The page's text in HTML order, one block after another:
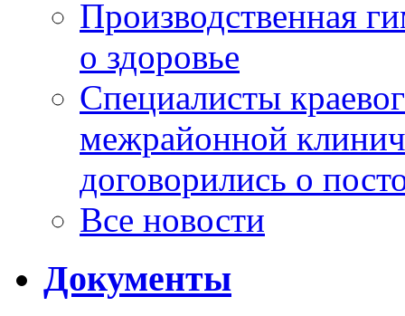
Производственная
о здоровье
Специалисты
межрайонной
договорились о
Все новости
Документы